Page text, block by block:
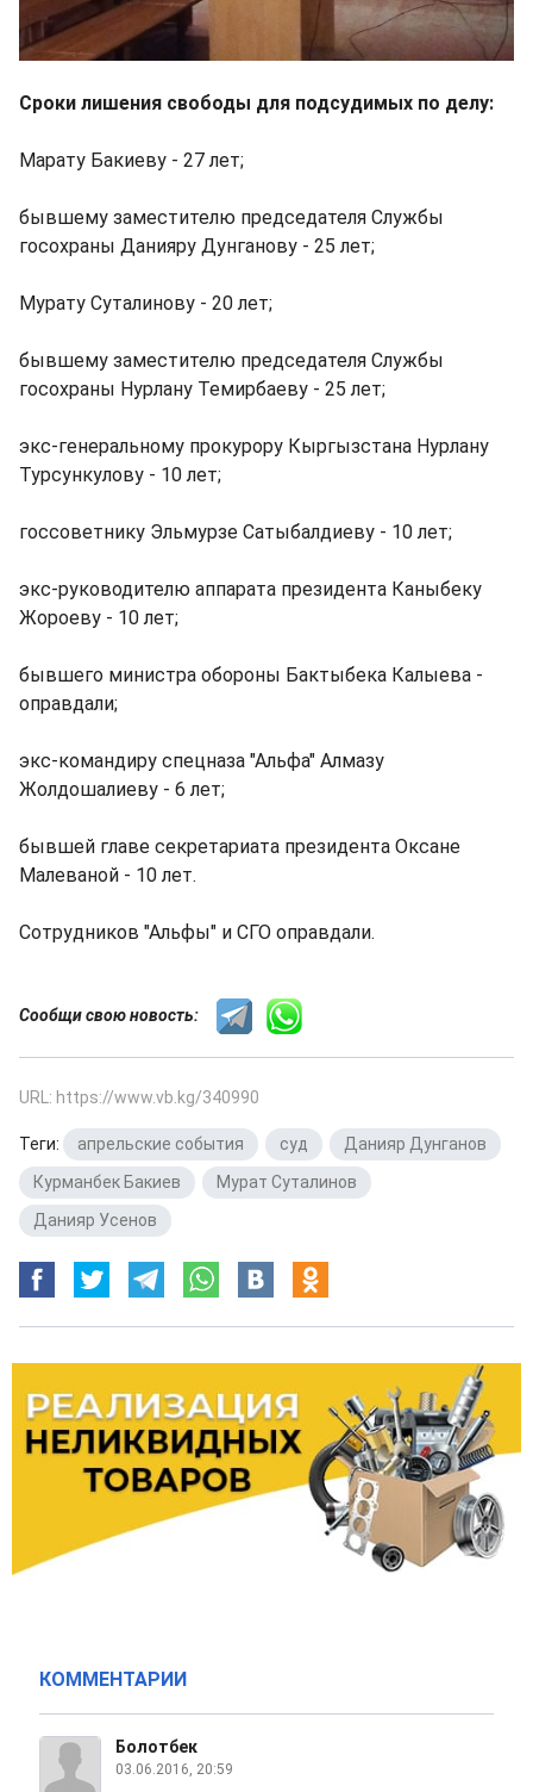
Сроки лишения свободы для подсудимых по делу:
Марату Бакиеву - 27 лет;
бывшему заместителю председателя Службы
госохраны Данияру Дунганову - 25 лет;
Мурату Суталинову - 20 лет;
бывшему заместителю председателя Службы
госохраны Нурлану Темирбаеву - 25 лет;
экс-генеральному прокурору Кыргызстана Нурлану
Турсункулову - 10 лет;
госсоветнику Эльмурзе Сатыбалдиеву - 10 лет;
экс-руководителю аппарата президента Каныбеку
Жороеву - 10 лет;
бывшего министра обороны Бактыбека Калыева -
оправдали;
экс-командиру спецназа "Альфа" Алмазу
Жолдошалиеву - 6 лет;
бывшей главе секретариата президента Оксане
Малеваной - 10 лет.
Сотрудников "Альфы" и СГО оправдали.
Сообщи свою новость:
URL: https://www.vb.kg/340990
Теги: апрельские события суд Данияр Дунганов
Курманбек Бакиев
Мурат Суталинов
Данияр Усенов
КОММЕНТАРИИ
Болотбек
03.06.2016, 20:59